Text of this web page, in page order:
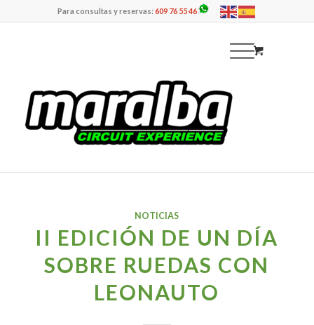
Para consultas y reservas: 609 76 55 46
NOTICIAS
II EDICIÓN DE UN DÍA
SOBRE RUEDAS CON
LEONAUTO